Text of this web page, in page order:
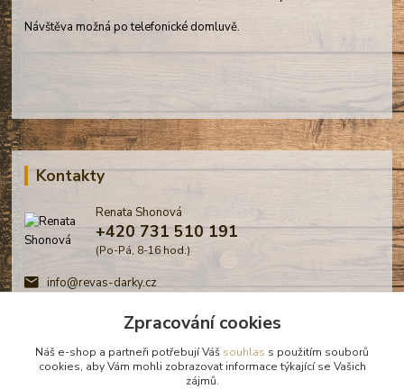
Návštěva možná po telefonické domluvě.
Kontakty
Renata Shonová
+420 731 510 191
(Po-Pá, 8-16 hod.)
info@revas-darky.cz
Zpracování cookies
Náš e-shop a partneři potřebují Váš souhlas s použitím souborů
cookies, aby Vám mohli zobrazovat informace týkající se Vašich
zájmů.